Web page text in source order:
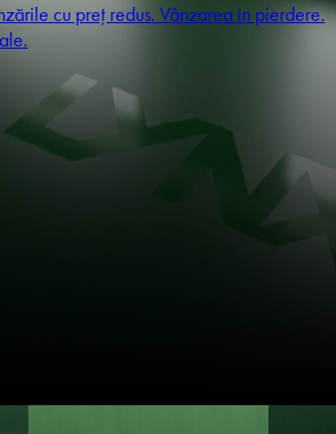
cu preț redus. Vânzarea în pierdere.